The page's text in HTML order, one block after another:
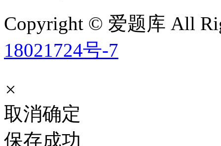
Copyright © 爱题库 All
18021724号-7
×
取消确定
保存成功